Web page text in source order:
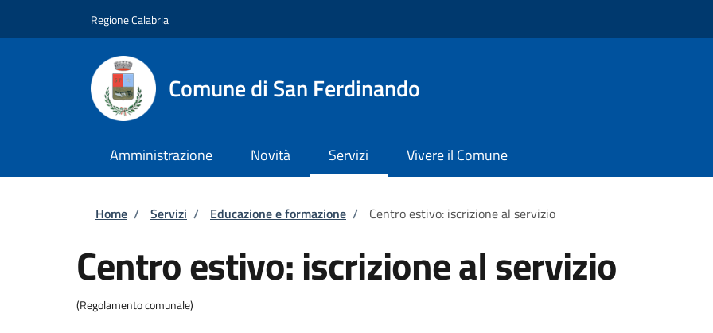
Regione Calabria
Comune di San Ferdinando
Amministrazione Novità Servizi Vivere il Comune
Briciole di pane
Home / Servizi / Educazione e formazione / Centro estivo: iscrizione al servizio
Centro estivo: iscrizione al servizio
(Regolamento comunale)